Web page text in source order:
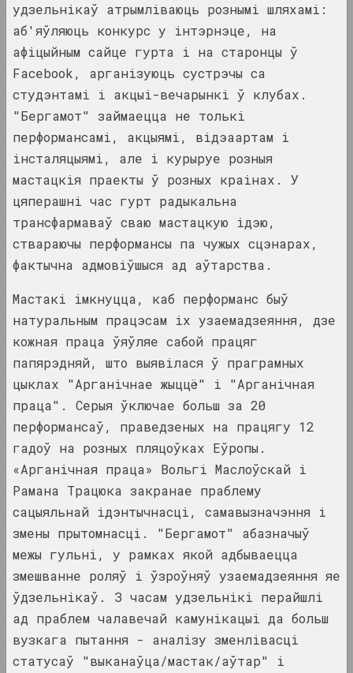
2004
2003
2002
2001
1999
1998
1997
1996
1995
1993
1992
1990
1989
1988
1987
1986
1985
1982
1977
1976
1974
1971
Беларуская мастачка Ала
Савашэвіч атрымала
прэстыжную Уроцлаўскую
Мастацкую Прэмію
публікацыя
Не стала Юрыя Абдурахманава
— мастацтвазнаўцы, які
вярнуў Смілавічам Хаіма
Суціна і Шрагу Царфіна
публікацыя
Першы фестываль беларускага
сучаснага мастацтва
пуб
У Дзюсельдорфе мастакі
адкрылі свае майстэрні для
гледачоў. У фэсце прынялі
ўдзел і беларускія творцы
2024 Андрэй Дурэйка
Беларускі арт: будучыня,
узброеная прыладамі з
публікацыя
ІншыЯ
"Рэжыму так небяспечныя
маста_чкі і журналіст_кі,
таму што яны вучаць
крытычнаму мысленню". Як
цяпер размаўляць пра
важнае праз мастацтва
удзельнікаў атрымліваюць рознымі шляхамі:
аб'яўляюць конкурс у інтэрнэце, на
афіцыйным сайце гурта і на старонцы ў
Facebook, арганізуюць сустрэчы са
студэнтамі і акцыі-вечарынкі ў клубах.
"Бергамот" займаецца не толькі
перформансамі, акцыямі, відэаартам і
інсталяцыямі, але і курыруе розныя
мастацкія праекты ў розных краінах. У
цяперашні час гурт радыкальна
трансфармаваў сваю мастацкую ідэю,
ствараючы перформансы па чужых сцэнарах,
фактычна адмовіўшыся ад аўтарства.
Мастакі імкнуцца, каб перформанс быў
натуральным працэсам іх узаемадзеяння, дзе
кожная праца ўяўляе сабой працяг
папярэдняй, што выявілася ў праграмных
цыклах "Арганічнае жыццё" і "Арганічная
праца". Серыя ўключае больш за 20
перформансаў, праведзеных на працягу 12
гадоў на розных пляцоўках Еўропы.
«Арганічная праца» Вольгі Маслоўскай і
Рамана Трацюка закранае праблему
сацыяльнай ідэнтычнасці, самавызначэння і
змены прытомнасці. "Бергамот" абазначыў
межы гульні, у рамках якой адбываецца
змешванне роляў і ўзроўняў узаемадзеяння яе
ўдзельнікаў. З часам удзельнікі перайшлі
ад праблем чалавечай камунікацыі да больш
вузкага пытання - аналізу зменлівасці
статусаў "выканаўца/мастак/аўтар" і